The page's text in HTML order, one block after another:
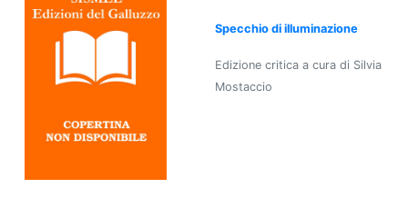
Specchio di illuminazione
Edizione critica a cura di Silvia
Mostaccio